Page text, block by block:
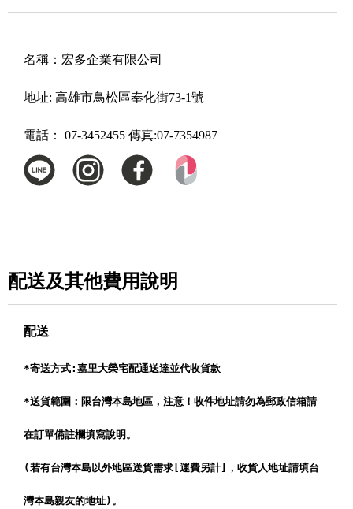
名稱： 宏多企業有限公司
地址: 高雄市鳥松區奉化街73-1號
電話： 07-3452455 傳真:07-7354987
配送及其他費用說明
配送
*寄送方式:嘉里大榮宅配通送達並代收貨款
*送貨範圍： 限台灣本島地區，注意！收件地址請勿為郵政信箱請
在訂單備註欄填寫說明。
(若有台灣本島以外地區送貨需求[運費另計]，收貨人地址請填台
灣本島親友的地址)。